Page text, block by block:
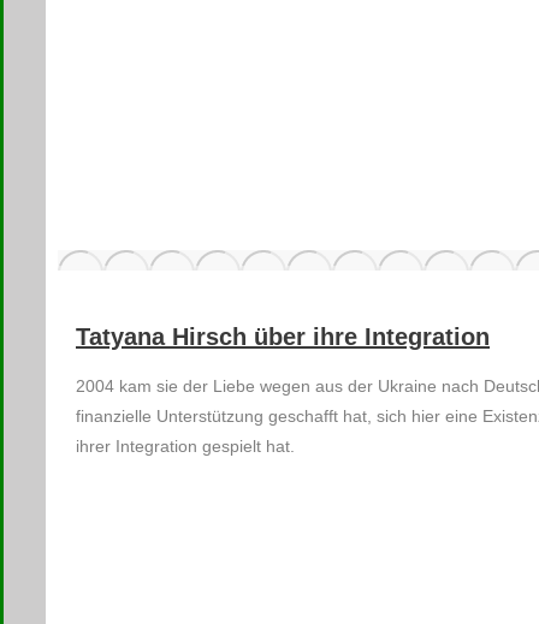
Tatyana Hirsch über ihre Integration
2004 kam sie der Liebe wegen aus der Ukraine nach
finanzielle Unterstützung geschafft hat, sich hier eine
ihrer Integration gespielt hat.